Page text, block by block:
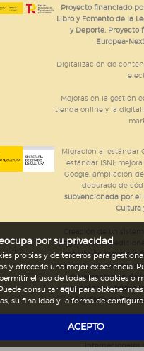
Proyecto financiado
Libro y Fomento de la
y Deporte. Proyecto
Europea-
Digitalización de
Mejoras en la gestión
tienda online y la
Migración al estándar
estándar ISNI;
Google; ampliación
depurado de
subvencionada por el
Cultura
página web de
móviles en todos sus
comercialización de
implementación de
necesarios.
Ministerio de
Ediciones Siruela ha
Internacionales
por su privacidad
propias y de terceros para
y ofrecerle una mejor experiencia.
el uso de todas las cookies o
consultar aquípara obtener
su finalidad y la forma de
ACEPTO